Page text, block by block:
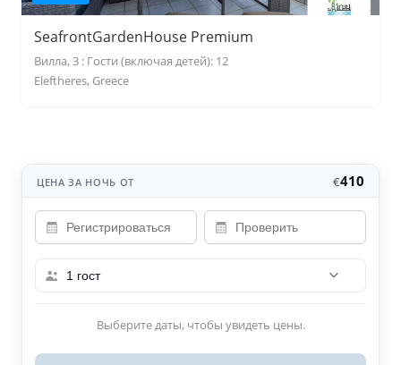
SeafrontGardenHouse Premium
Вилла, 3 : Гости (включая детей): 12
Eleftheres, Greece
ЦЕНА ЗА НОЧЬ ОТ €410
1 гост
Выберите даты, чтобы увидеть цены.